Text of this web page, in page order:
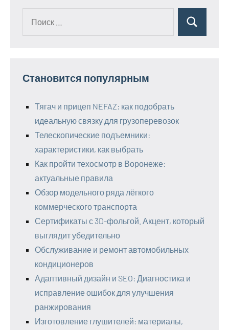
Поиск
Становится популярным
Тягач и прицеп NEFAZ: как подобрать
идеальную связку для грузоперевозок
Телескопические подъемники:
характеристики, как выбрать
Как пройти техосмотр в Воронеже:
актуальные правила
Обзор модельного ряда лёгкого
коммерческого транспорта
Сертификаты с 3D-фольгой. Акцент, который
выглядит убедительно
Обслуживание и ремонт автомобильных
кондиционеров
Адаптивный дизайн и SEO: Диагностика и
исправление ошибок для улучшения
ранжирования
Изготовление глушителей: материалы,